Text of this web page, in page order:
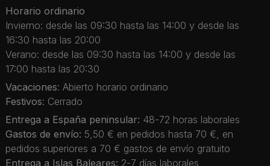
Horario ordinario
Invierno: desde las 09:30 hasta las 14:00 y desde las
16:30 hasta las 20:00
Verano: desde las 09:30 hasta las 14:00 y desde las
17:00 hasta las 20:30
Vacaciones: Abierto horario ordinario
Festivos: Cerrado
Entrega a España peninsular: 48-72 horas laborales
Gastos de envío: 5,50 € en pedidos hasta 70 €, en
pedidos superiores a 70 € gastos de envío gratuito
Entrega a Islas Baleares: 2-7 días laborales